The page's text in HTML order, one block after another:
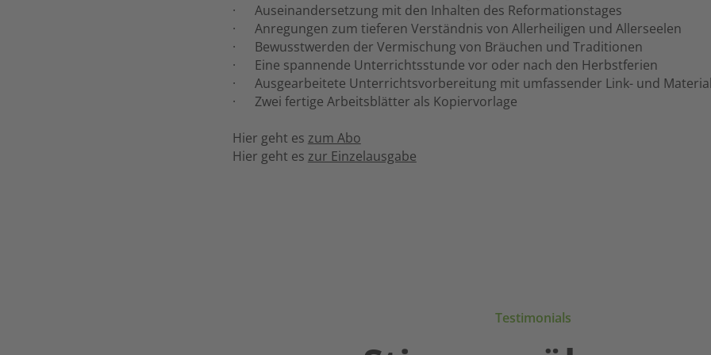
· Auseinandersetzung mit den Inhalten des Reformationstages
· Anregungen zum tieferen Verständnis von Allerheiligen und Allerseelen
· Bewusstwerden der Vermischung von Bräuchen und Traditionen
· Eine spannende Unterrichtsstunde vor oder nach den Herbstferien
· Ausgearbeitete Unterrichtsvorbereitung mit umfassender Link- und
· Zwei fertige Arbeitsblätter als Kopiervorlage
Hier geht es zum Abo
Hier geht es zur Einzelausgabe
Testimonials